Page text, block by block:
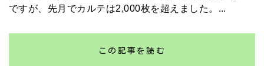
ですが、先月でカルテは2,000枚を超えました。...
この記事を読む